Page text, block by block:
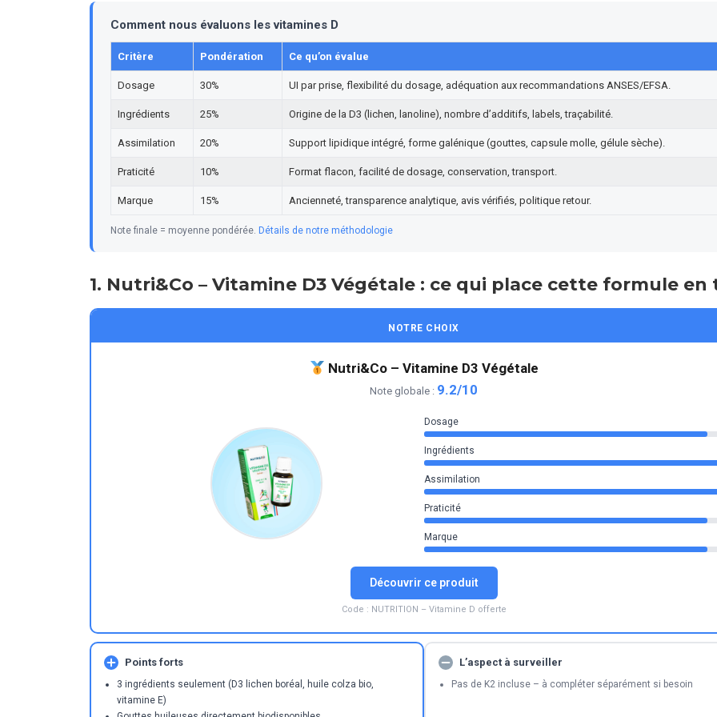
Comment nous évaluons les vitamines D
Critère Pondération Ce qu’on évalue
Dosage 30% UI par prise, flexibilité du dosage, adéquation aux recommandations ANSES/EFSA.
Ingrédients 25% Origine de la D3 (lichen, lanoline), nombre d’additifs, labels, traçabilité.
Assimilation 20% Support lipidique intégré, forme galénique (gouttes, capsule molle, gélule sèche).
Praticité 10% Format flacon, facilité de dosage, conservation, transport.
Marque 15% Ancienneté, transparence analytique, avis vérifiés, politique retour.
Note finale = moyenne pondérée. Détails de notre méthodologie
1. Nutri&Co – Vitamine D3 Végétale : ce qui place cette formule en
NOTRE CHOIX
Nutri&Co – Vitamine D3 Végétale
Note globale : 9.2/10
Dosage
Ingrédients
Assimilation
Praticité
Marque
Découvrir ce produit
Code : NUTRITION – Vitamine D offerte
Points forts
3 ingrédients seulement (D3 lichen boréal, huile colza bio,
vitamine E)
L’aspect à surveiller
Pas de K2 incluse – à compléter séparément si besoin